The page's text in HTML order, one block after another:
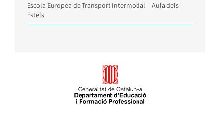
Escola Europea de Transport Intermodal – Aula dels
Estels